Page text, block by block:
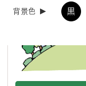
背景色 黒